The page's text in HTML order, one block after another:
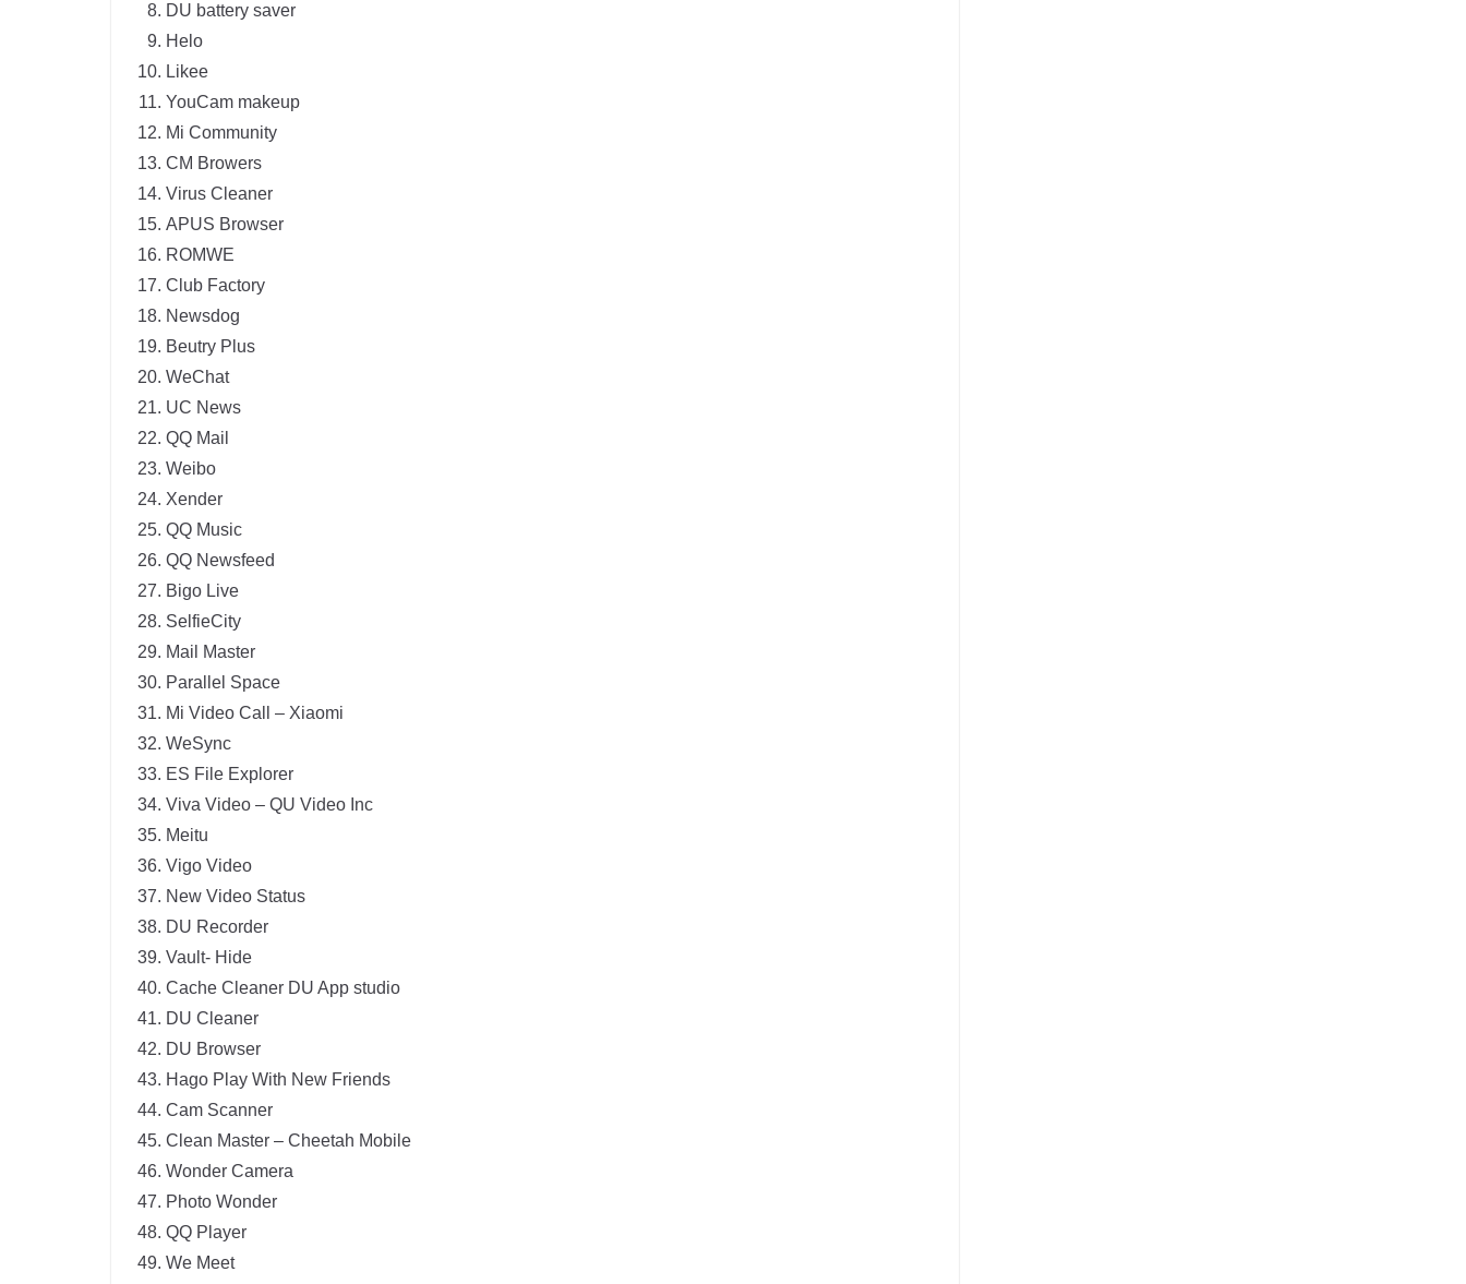
DU battery saver
Helo
Likee
YouCam makeup
Mi Community
CM Browers
Virus Cleaner
APUS Browser
ROMWE
Club Factory
Newsdog
Beutry Plus
WeChat
UC News
QQ Mail
Weibo
Xender
QQ Music
QQ Newsfeed
Bigo Live
SelfieCity
Mail Master
Parallel Space
Mi Video Call – Xiaomi
WeSync
ES File Explorer
Viva Video – QU Video Inc
Meitu
Vigo Video
New Video Status
DU Recorder
Vault- Hide
Cache Cleaner DU App studio
DU Cleaner
DU Browser
Hago Play With New Friends
Cam Scanner
Clean Master – Cheetah Mobile
Wonder Camera
Photo Wonder
QQ Player
We Meet